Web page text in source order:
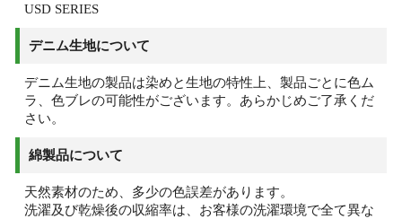
USD SERIES
デニム生地について
デニム生地の製品は染めと生地の特性上、製品ごとに色ム
ラ、色ブレの可能性がございます。あらかじめご了承くだ
さい。
綿製品について
天然素材のため、多少の色誤差があります。
洗濯及び乾燥後の収縮率は、お客様の洗濯環境で全て異な